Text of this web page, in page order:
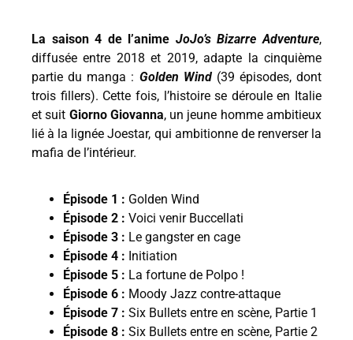
La saison 4 de l’anime JoJo’s Bizarre Adventure,
diffusée entre 2018 et 2019, adapte la cinquième
partie du manga : Golden Wind(39 épisodes, dont
trois fillers). Cette fois, l’histoire se déroule en Italie
et suit Giorno Giovanna, un jeune homme ambitieux
lié à la lignée Joestar, qui ambitionne de renverser la
mafia de l’intérieur.
Épisode 1 : Golden Wind
Épisode 2 : Voici venir Buccellati
Épisode 3 : Le gangster en cage
Épisode 4 : Initiation
Épisode 5 : La fortune de Polpo !
Épisode 6 : Moody Jazz contre-attaque
Épisode 7 : Six Bullets entre en scène, Partie 1
Épisode 8 : Six Bullets entre en scène, Partie 2